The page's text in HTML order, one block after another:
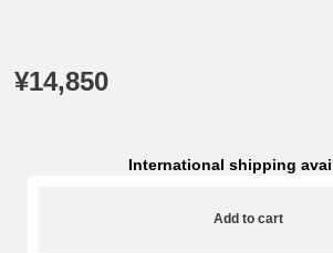
¥14,850
International shipping
Add to cart